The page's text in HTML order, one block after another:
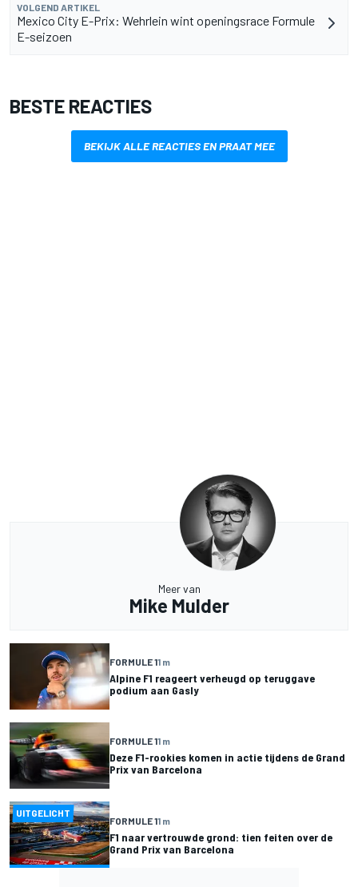
VOLGEND ARTIKEL
Mexico City E-Prix: Wehrlein wint openingsrace Formule
E-seizoen
BESTE REACTIES
BEKIJK ALLE REACTIES EN PRAAT MEE
Meer van
Mike Mulder
FORMULE 11 m
Alpine F1 reageert verheugd op teruggave
podium aan Gasly
FORMULE 11 m
Deze F1-rookies komen in actie tijdens de Grand
Prix van Barcelona
UITGELICHT
FORMULE 11 m
F1 naar vertrouwde grond: tien feiten over de
Grand Prix van Barcelona